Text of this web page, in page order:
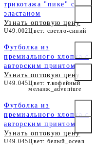
трикотажа "пике" с
эластаном
Узнать оптовую цену
U49.002Цвет: светло-синий
Футболка из
премиального хлопка с
авторским принтом
Узнать оптовую цену
U49.045Цвет: т.кофейный
меланж_adventure
Футболка из
премиального хлопка с
авторским принтом
Узнать оптовую цену
U49.045Цвет: белый_ocean